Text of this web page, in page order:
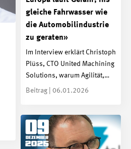
gleiche Fahrwasser wie
die Automobilindustrie
zu geraten»
Im Interview erklärt Christoph
Plüss, CTO United Machining
Solutions, warum Agilität,…
Beitrag | 06.01.2026